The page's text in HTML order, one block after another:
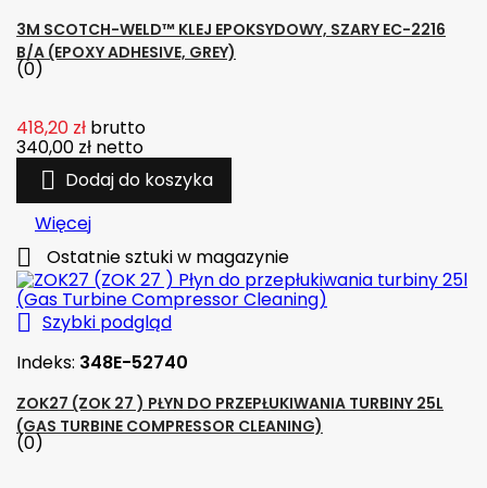
3M SCOTCH-WELD™ KLEJ EPOKSYDOWY, SZARY EC-2216
B/A (EPOXY ADHESIVE, GREY)
(0)
418,20 zł brutto
340,00 zł netto
 Dodaj do koszyka
Więcej
 Ostatnie sztuki w magazynie
 Szybki podgląd
Indeks: 348E-52740
ZOK27 (ZOK 27 ) PŁYN DO PRZEPŁUKIWANIA TURBINY 25L
(GAS TURBINE COMPRESSOR CLEANING)
(0)